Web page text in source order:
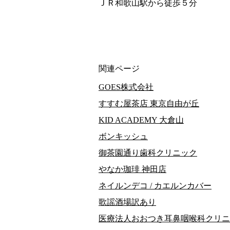
ＪＲ和歌山駅から徒歩５分
関連ページ
GOES株式会社
すすむ屋茶店 東京自由が丘
KID ACADEMY 大倉山
ボンキッシュ
御茶園通り歯科クリニック
やなか珈琲 神田店
ネイルンデコ / カエルンカバー
歌謡酒場訳あり
医療法人おおつき耳鼻咽喉科クリ